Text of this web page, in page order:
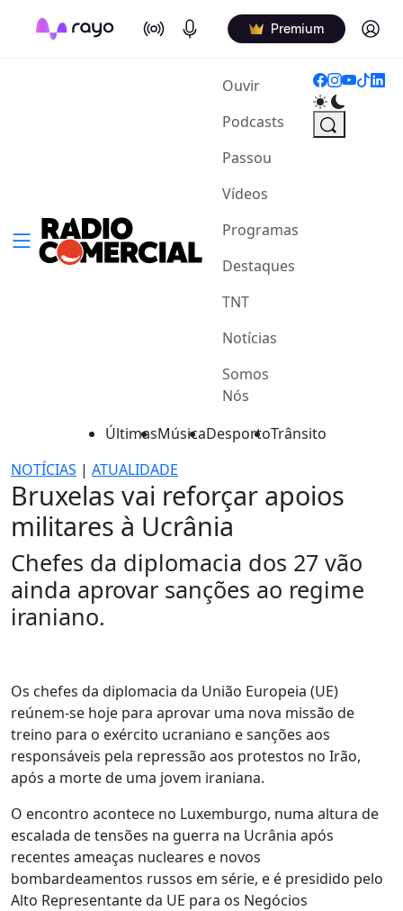
On Air Podcasts Premium Log in
Ouvir(current)
Podcasts
Passou
Vídeos
Programas
Destaques
TNT
Notícias
Somos
Nós
ÚltimasMúsicaDesportoTrânsito
NOTÍCIAS | ATUALIDADE
Bruxelas vai reforçar apoios
militares à Ucrânia
Chefes da diplomacia dos 27 vão
ainda aprovar sanções ao regime
iraniano.
Os chefes da diplomacia da União Europeia (UE)
reúnem-se hoje para aprovar uma nova missão de
treino para o exército ucraniano e sanções aos
responsáveis pela repressão aos protestos no Irão,
após a morte de uma jovem iraniana.
O encontro acontece no Luxemburgo, numa altura de
escalada de tensões na guerra na Ucrânia após
recentes ameaças nucleares e novos
bombardeamentos russos em série, e é presidido pelo
Alto Representante da UE para os Negócios